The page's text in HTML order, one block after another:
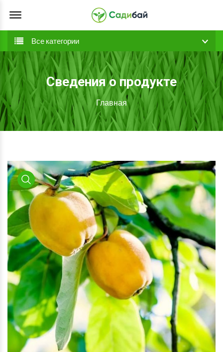
Offcanvas Menu Open
Все категории
Сведения о продукте
Главная